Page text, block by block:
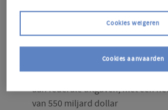
CHIPS and Science Act en de
Infrastructure Investment and
aan federale uitgaven, met een
van 550 miljard dollar
Cookies weigeren
Cookies aanvaarden